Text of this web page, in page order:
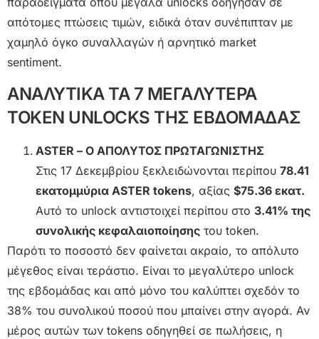
απότομες πτώσεις τιμών, ειδικά όταν συνέπιπταν με
χαμηλό όγκο συναλλαγών ή αρνητικό market
sentiment.
ΑΝΑΛΥΤΙΚΑ ΤΑ 7 ΜΕΓΑΛΥΤΕΡΑ
TOKEN UNLOCKS ΤΗΣ ΕΒΔΟΜΑΔΑΣ
ASTER – Ο ΑΠΟΛΥΤΟΣ ΠΡΩΤΑΓΩΝΙΣΤΗΣ
Στις 17 Δεκεμβρίου ξεκλειδώνονται περίπου 78.41
εκατομμύρια ASTER tokens, αξίας $75.36 εκατ.
Αυτό το unlock αντιστοιχεί περίπου στο 3.41% της
συνολικής κεφαλαιοποίησης του token.
Παρότι το ποσοστό δεν φαίνεται ακραίο, το απόλυτο
μέγεθος είναι τεράστιο. Είναι το μεγαλύτερο unlock
της εβδομάδας και από μόνο του καλύπτει σχεδόν το
38% του συνολικού ποσού που μπαίνει στην αγορά. Αν
μέρος αυτών των tokens οδηγηθεί σε πωλήσεις, η